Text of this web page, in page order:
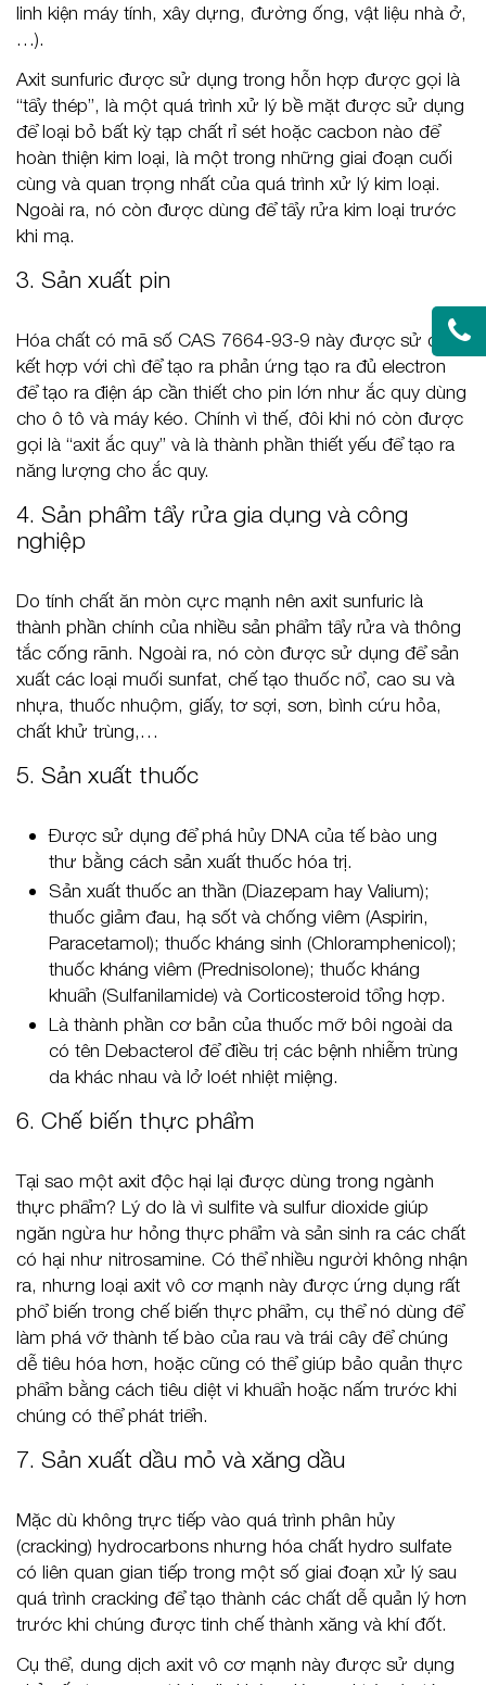
linh kiện máy tính, xây dựng, đường ống, vật liệu nhà ở,
…).
Axit sunfuric được sử dụng trong hỗn hợp được gọi là
“tẩy thép”, là một quá trình xử lý bề mặt được sử dụng
để loại bỏ bất kỳ tạp chất rỉ sét hoặc cacbon nào để
hoàn thiện kim loại, là một trong những giai đoạn cuối
cùng và quan trọng nhất của quá trình xử lý kim loại.
Ngoài ra, nó còn được dùng để tẩy rửa kim loại trước
khi mạ.
3. Sản xuất pin
Hóa chất có mã số CAS 7664-93-9 này được sử dụng
kết hợp với chì để tạo ra phản ứng tạo ra đủ electron
để tạo ra điện áp cần thiết cho pin lớn như ắc quy dùng
cho ô tô và máy kéo. Chính vì thế, đôi khi nó còn được
gọi là “axit ắc quy” và là thành phần thiết yếu để tạo ra
năng lượng cho ắc quy.
4. Sản phẩm tẩy rửa gia dụng và công
nghiệp
Do tính chất ăn mòn cực mạnh nên axit sunfuric là
thành phần chính của nhiều sản phẩm tẩy rửa và thông
tắc cống rãnh. Ngoài ra, nó còn được sử dụng để sản
xuất các loại muối sunfat, chế tạo thuốc nổ, cao su và
nhựa, thuốc nhuộm, giấy, tơ sợi, sơn, bình cứu hỏa,
chất khử trùng,…
5. Sản xuất thuốc
Được sử dụng để phá hủy DNA của tế bào ung
thư bằng cách sản xuất thuốc hóa trị.
Sản xuất thuốc an thần (Diazepam hay Valium);
thuốc giảm đau, hạ sốt và chống viêm (Aspirin,
Paracetamol); thuốc kháng sinh (Chloramphenicol);
thuốc kháng viêm (Prednisolone); thuốc kháng
khuẩn (Sulfanilamide) và Corticosteroid tổng hợp.
Là thành phần cơ bản của thuốc mỡ bôi ngoài da
có tên Debacterol để điều trị các bệnh nhiễm trùng
da khác nhau và lở loét nhiệt miệng.
6. Chế biến thực phẩm
Tại sao một axit độc hại lại được dùng trong ngành
thực phẩm? Lý do là vì sulfite và sulfur dioxide giúp
ngăn ngừa hư hỏng thực phẩm và sản sinh ra các chất
có hại như nitrosamine. Có thể nhiều người không nhận
ra, nhưng loại axit vô cơ mạnh này được ứng dụng rất
phổ biến trong chế biến thực phẩm, cụ thể nó dùng để
làm phá vỡ thành tế bào của rau và trái cây để chúng
dễ tiêu hóa hơn, hoặc cũng có thể giúp bảo quản thực
phẩm bằng cách tiêu diệt vi khuẩn hoặc nấm trước khi
chúng có thể phát triển.
7. Sản xuất dầu mỏ và xăng dầu
Mặc dù không trực tiếp vào quá trình phân hủy
(cracking) hydrocarbons nhưng hóa chất hydro sulfate
có liên quan gian tiếp trong một số giai đoạn xử lý sau
quá trình cracking để tạo thành các chất dễ quản lý hơn
trước khi chúng được tinh chế thành xăng và khí đốt.
Cụ thể, dung dịch axit vô cơ mạnh này được sử dụng